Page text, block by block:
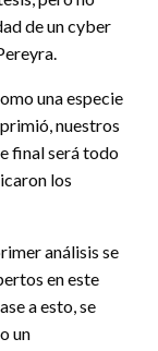
de un cyber
una especie
nuestros
final será todo
los
análisis se
en este
a esto, se
un